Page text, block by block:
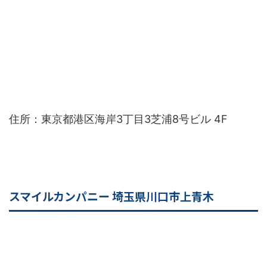
住所：東京都港区海岸3丁目3芝浦8号ビル 4F
スマイルカンパニー 埼玉県川口市上青木